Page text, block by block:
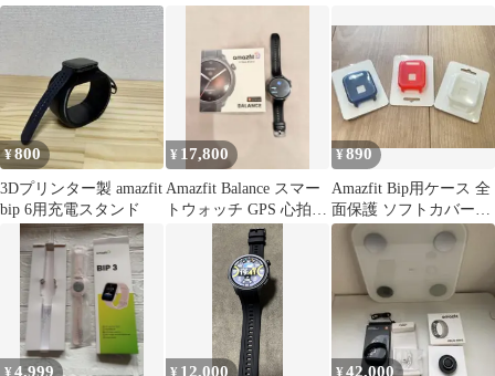
¥800
3Dプリンター製 amazfit
bip 6用充電スタンド
¥ 17,800
Amazfit Balance スマー
トウォッチ GPS 心拍測
定 睡眠管理
¥890
Amazfit Bip用ケース 全
面保護 ソフトカバー
3色セット
¥4,999 ¥ 12,000 ¥42,000